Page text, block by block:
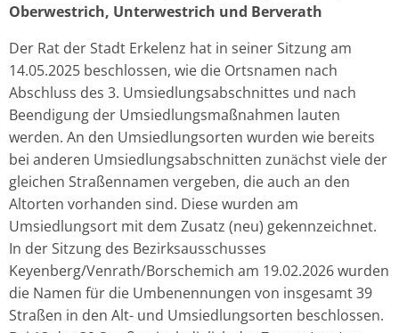
Oberwestrich, Unterwestrich und Berverath
Der Rat der Stadt Erkelenz hat in seiner Sitzung am
14.05.2025 beschlossen, wie die Ortsnamen nach
Abschluss des 3. Umsiedlungsabschnittes und nach
Beendigung der Umsiedlungsmaßnahmen lauten
werden. An den Umsiedlungsorten wurden wie bereits
bei anderen Umsiedlungsabschnitten zunächst viele der
gleichen Straßennamen vergeben, die auch an den
Altorten vorhanden sind. Diese wurden am
Umsiedlungsort mit dem Zusatz (neu) gekennzeichnet.
In der Sitzung des Bezirksausschusses
Keyenberg/Venrath/Borschemich am 19.02.2026 wurden
die Namen für die Umbenennungen von insgesamt 39
Straßen in den Alt- und Umsiedlungsorten beschlossen.